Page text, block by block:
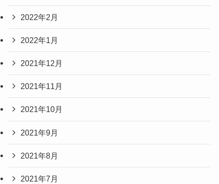
2022年2月
2022年1月
2021年12月
2021年11月
2021年10月
2021年9月
2021年8月
2021年7月